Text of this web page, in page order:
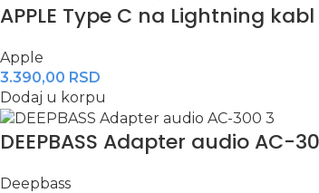
APPLE Type C na Lightning
Apple
3.390,00 RSD
Dodaj u korpu
DEEPBASS Adapter audio AC-
Deepbass